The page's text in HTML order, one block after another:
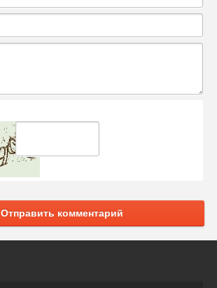
Отправить комментарий